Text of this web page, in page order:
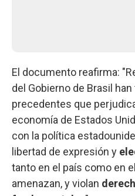
El documento reafirma:
del Gobierno de Brasil
precedentes que
economía de Estados
con la política
libertad de expresión y
tanto en el país como en
amenazan, y violan